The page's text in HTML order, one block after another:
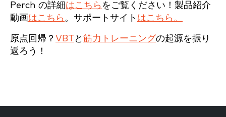
Perch の詳細はこちら をご覧ください！製品紹介
動画はこちら 。サポートサイト はこちら。
原点回帰？ VBT と 筋力トレーニングの起源を振り
返ろう！